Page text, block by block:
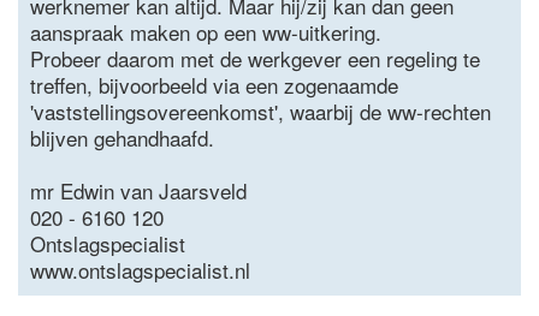
aanspraak maken op een ww-uitkering.
Probeer daarom met de werkgever een regeling te
treffen, bijvoorbeeld via een zogenaamde
'vaststellingsovereenkomst', waarbij de ww-rechten
blijven gehandhaafd.
mr Edwin van Jaarsveld
020 - 6160 120
Ontslagspecialist
www.ontslagspecialist.nl